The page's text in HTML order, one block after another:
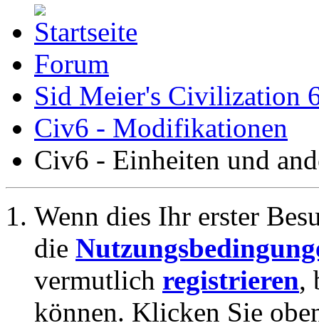
Forum
Sid Meier's Civilization
Civ6 - Modifikationen
Civ6 - Einheiten und
Wenn dies Ihr erster
die
vermutlich registrieren,
können. Klicken Sie